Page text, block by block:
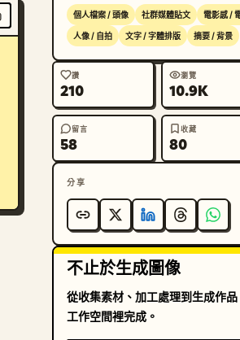
個人檔案 / 頭像 社群媒體貼文 電影感 /
人像 / 自拍 文字 / 字體排版 摘要 / 背景
讚
210
瀏覽
10.9K
留言
58
收藏
80
分享
不止於生成圖像
從收集素材、加工處理到生成作
工作空間裡完成。